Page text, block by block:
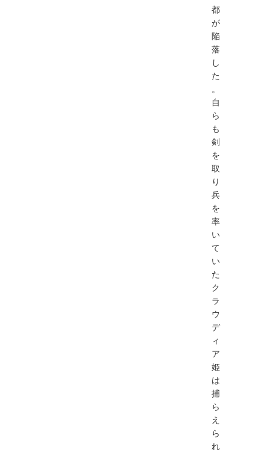
都
が
陥
落
し
た
。
自
ら
も
剣
を
取
り
兵
を
率
い
て
い
た
ク
ラ
ウ
デ
ィ
ア
姫
は
捕
ら
え
ら
れ